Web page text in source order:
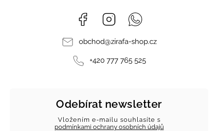
Facebook Instagram
obchod@zirafa-shop.cz
+420 777 765 525
Odebírat newsletter
Vložením e-mailu souhlasíte s
podmínkami ochrany osobních údajů